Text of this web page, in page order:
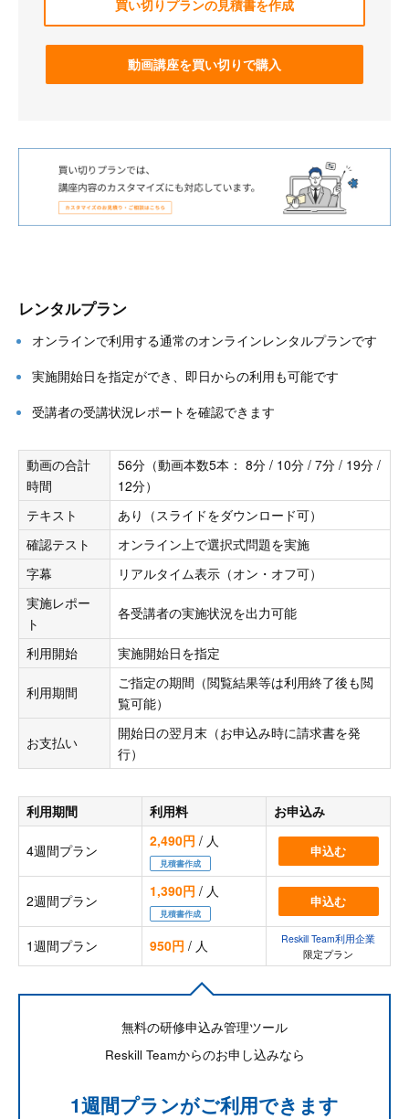
買い切りプランの見積書を作成
動画講座を買い切りで購入
レンタルプラン
オンラインで利用する通常のオンラインレンタルプランです
実施開始日を指定ができ、即日からの利用も可能です
受講者の受講状況レポートを確認できます
動画の合計
時間
56分（動画本数5本： 8分 / 10分 / 7分 / 19分 /
12分）
テキスト
あり（スライドをダウンロード可）
確認テスト
オンライン上で選択式問題を実施
字幕
リアルタイム表示（オン・オフ可）
実施レポー
ト
各受講者の実施状況を出力可能
利用開始 実施開始日を指定
利用期間
ご指定の期間（閲覧結果等は利用終了後も閲
覧可能）
お支払い
開始日の翌月末（お申込み時に請求書を発
行）
利用期間 利用料 お申込み
4週間プラン
2,490円 / 人
見積書作成
申込む
2週間プラン
1,390円 / 人
見積書作成
申込む
1週間プラン 950円 / 人
Reskill Team利用企業
限定プラン
無料の研修申込み管理ツール
Reskill Teamからのお申し込みなら
1週間プランがご利用できます